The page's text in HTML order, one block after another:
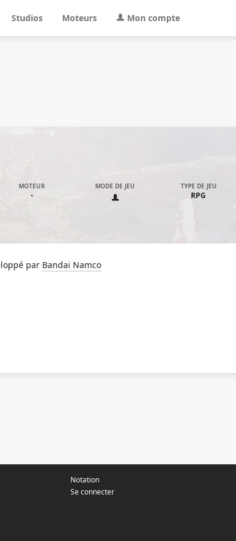
Studios Moteurs Mon compte
MOTEUR
-
MODE DE JEU TYPE DE JEU
RPG
par Bandai Namco
Notation
Se connecter